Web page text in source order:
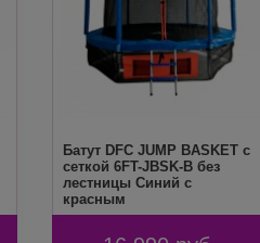
Батут DFC JUMP BASKET с
сеткой 6FT-JBSK-B без
лестницы Синий с
красным